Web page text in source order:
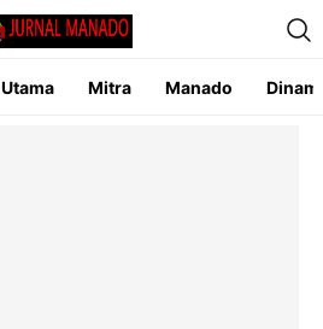
Utama Mitra Manado